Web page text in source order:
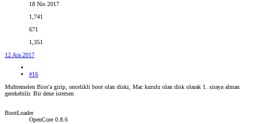
18 Nis 2017
1,741
671
1,351
12 Ara 2017
#16
Muhtemelen Bios'a girip, oncelikli boot olan diski, Mac kurulu olan disk olarak 1. siraya alman
gerekebilir. Bir dene istersen
BootLoader
OpenCore 0.8.6